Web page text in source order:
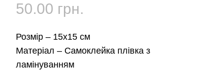
50.00 грн.
Розмір – 15х15 см
Матеріал – Самоклейка плівка з
ламінуванням